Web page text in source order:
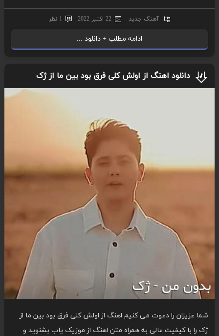
آهنگ جدید 22 اکتبر 2022 1 نظر
ادامه مطلب + دانلود ...
دانلود اهنگ از اولش کلی فرق بود بین ما از ژک
شما عزیزان را دعوت می کنیم اهنگ از اولش کلی فرق بود بین ما از
ژک را با کیفیت عالی به همراه متن اهنگ از موزیک یاب بشنوید و